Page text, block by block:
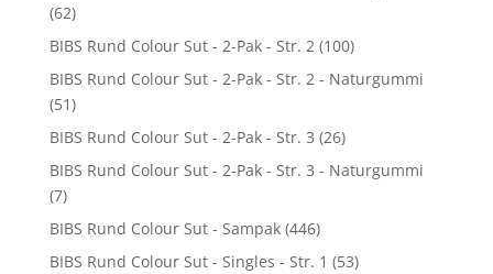
(62)
BIBS Rund Colour Sut - 2-Pak - Str. 2 (100)
BIBS Rund Colour Sut - 2-Pak - Str. 2 - Naturgummi
(51)
BIBS Rund Colour Sut - 2-Pak - Str. 3 (26)
BIBS Rund Colour Sut - 2-Pak - Str. 3 - Naturgummi
(7)
BIBS Rund Colour Sut - Sampak (446)
BIBS Rund Colour Sut - Singles - Str. 1 (53)